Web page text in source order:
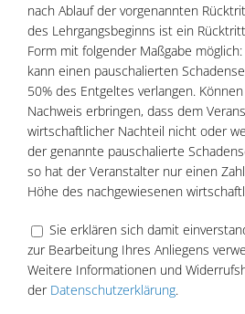
nach Ablauf der vorgenannten
des Lehrgangsbeginns ist ein
Form mit folgender Maßgabe
kann einen pauschalierten
50% des Entgeltes verlangen.
Nachweis erbringen, dass dem
wirtschaftlicher Nachteil nicht oder
der genannte pauschalierte
so hat der Veranstalter nur einen
Höhe des nachgewiesenen
Sie erklären sich damit
zur Bearbeitung Ihres Anliegens
Weitere Informationen und
der Datenschutzerklärung.